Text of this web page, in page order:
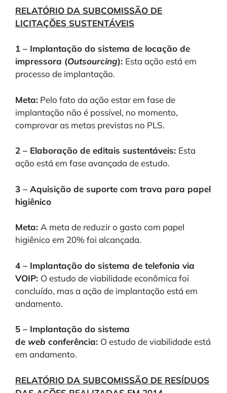
RELATÓRIO DA SUBCOMISSÃO DE
LICITAÇÕES SUSTENTÁVEIS
1 – Implantação do sistema de locação de
impressora (Outsourcing): Esta ação está em
processo de implantação.
Meta: Pelo fato da ação estar em fase de
implantação não é possível, no momento,
comprovar as metas previstas no PLS.
2 – Elaboração de editais sustentáveis: Esta
ação está em fase avançada de estudo.
3 – Aquisição de suporte com trava para papel
higiênico
Meta: A meta de reduzir o gasto com papel
higiênico em 20% foi alcançada.
4 – Implantação do sistema de telefonia via
VOIP: O estudo de viabilidade econômica foi
concluído, mas a ação de implantação está em
andamento.
5 – Implantação do sistema
de web conferência: O estudo de viabilidade está
em andamento.
RELATÓRIO DA SUBCOMISSÃO DE RESÍDUOS